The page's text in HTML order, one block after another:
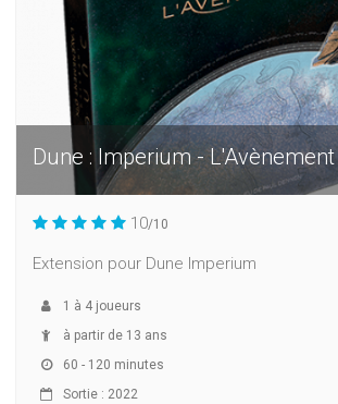
Dune : Imperium -
10/10
Extension pour Dune Imperium
1 à 4 joueurs
à partir de 13 ans
60 - 120 minutes
Sortie : 2022